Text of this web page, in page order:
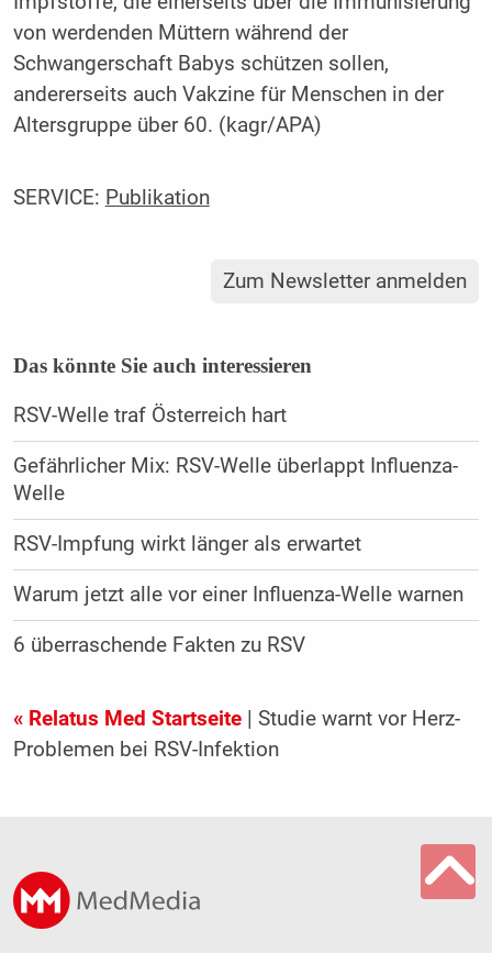
von werdenden Müttern während der
Schwangerschaft Babys schützen sollen,
andererseits auch Vakzine für Menschen in der
Altersgruppe über 60. (kagr/APA)
SERVICE: Publikation
Zum Newsletter anmelden
Das könnte Sie auch interessieren
RSV-Welle traf Österreich hart
Gefährlicher Mix: RSV-Welle überlappt Influenza-
Welle
RSV-Impfung wirkt länger als erwartet
Warum jetzt alle vor einer Influenza-Welle warnen
6 überraschende Fakten zu RSV
« Relatus Med Startseite| Studie warnt vor Herz-
Problemen bei RSV-Infektion